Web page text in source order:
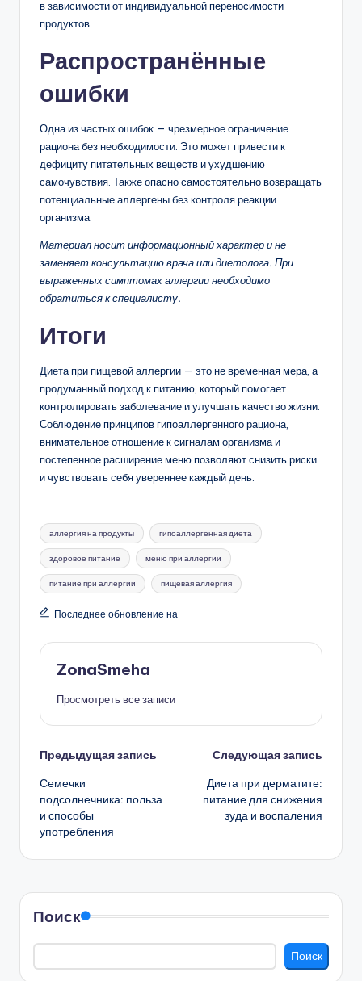
в зависимости от индивидуальной переносимости
продуктов.
Распространённые
ошибки
Одна из частых ошибок — чрезмерное ограничение
рациона без необходимости. Это может привести к
дефициту питательных веществ и ухудшению
самочувствия. Также опасно самостоятельно возвращать
потенциальные аллергены без контроля реакции
организма.
Материал носит информационный характер и не
заменяет консультацию врача или диетолога. При
выраженных симптомах аллергии необходимо
обратиться к специалисту.
Итоги
Диета при пищевой аллергии — это не временная мера, а
продуманный подход к питанию, который помогает
контролировать заболевание и улучшать качество жизни.
Соблюдение принципов гипоаллергенного рациона,
внимательное отношение к сигналам организма и
постепенное расширение меню позволяют снизить риски
и чувствовать себя увереннее каждый день.
Метки:
аллергия на продукты гипоаллергенная диета
здоровое питание меню при аллергии
питание при аллергии пищевая аллергия
Последнее обновление на
ZonaSmeha
Просмотреть все записи
Навигация
записи
Предыдущая запись
Семечки
подсолнечника: польза
и способы
употребления
Следующая запись
Диета при дерматите:
питание для снижения
зуда и воспаления
Поиск
Поиск